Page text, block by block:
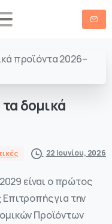
ταδομικά
22 Ιουνίου, 2026
είναι ο πρώτος
για την
Προϊόντων